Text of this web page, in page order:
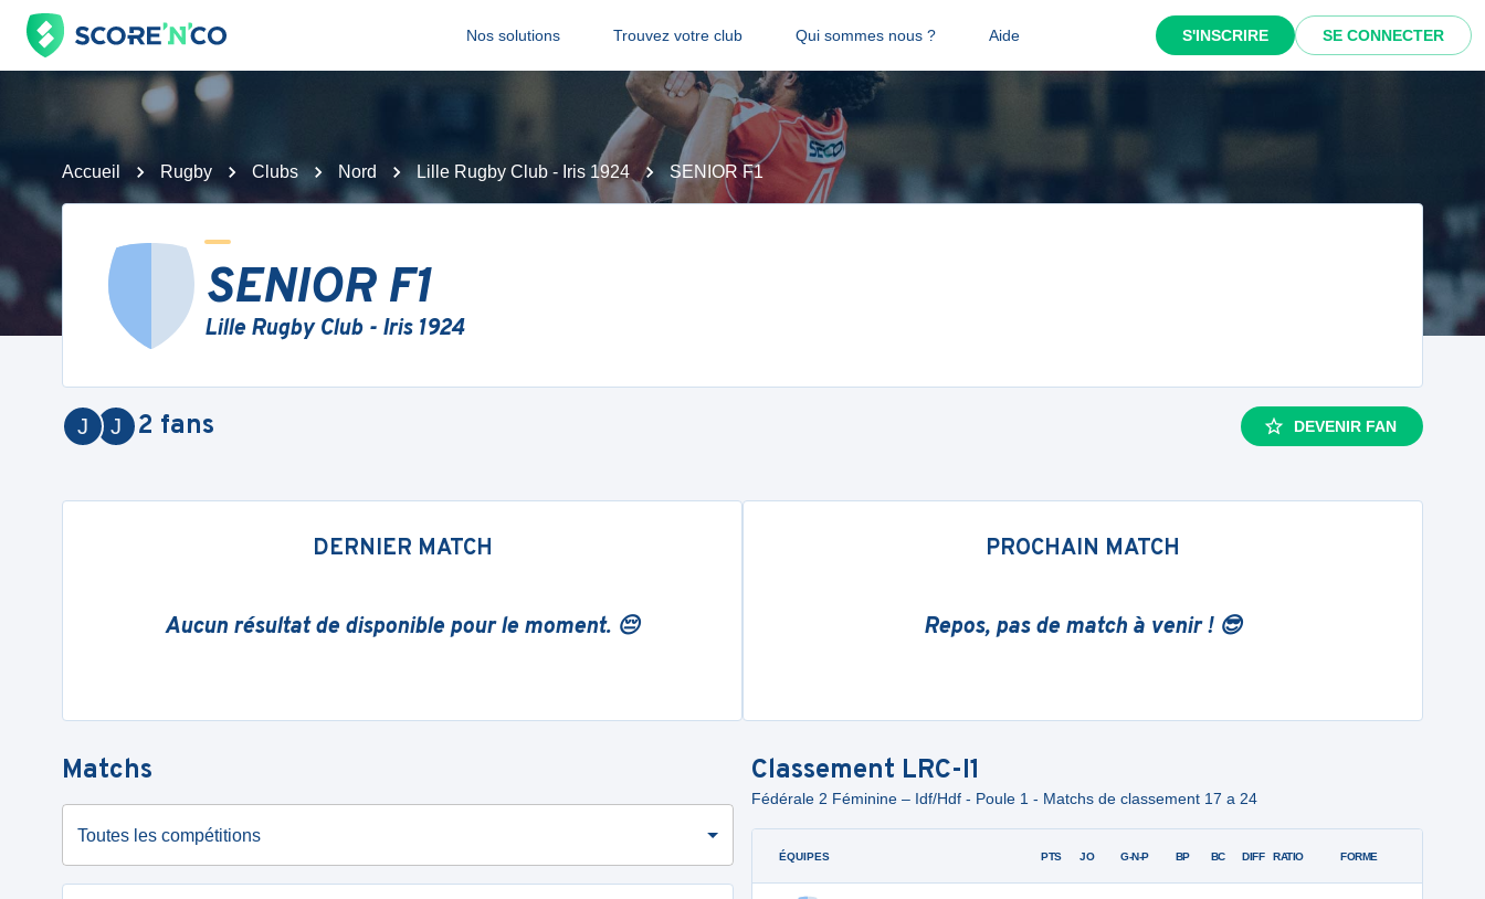
Nos solutions Trouvez votre club Qui sommes nous ? Aide S'INSCRIRE SE CONNECTER
Accueil Rugby Clubs Nord Lille Rugby Club - Iris 1924 SENIOR F1
SENIOR F1
Lille Rugby Club - Iris 1924
J
J 2 fans DEVENIR FAN
DERNIER MATCH
Aucun résultat de disponible pour le moment. 😔
PROCHAIN MATCH
Repos, pas de match à venir ! 😎
Matchs
Toutes les compétitions
Classement LRC-I1
Fédérale 2 Féminine – Idf/Hdf - Poule 1 - Matchs de classement 17 a 24
ÉQUIPES PTS JO G-N-P BP BC DIFF RATIO FORME